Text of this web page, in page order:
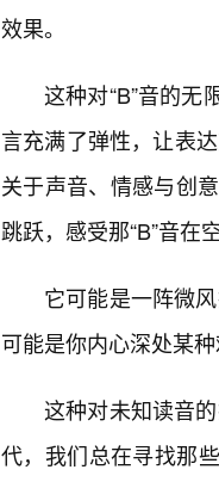
效果。
这种对“B”音的无
言充满了弹性，让表
关于声音、情感与创
跳跃，感受那“B”音在
它可能是一阵微
可能是你内心深处某
这种对未知读音
代，我们总在寻找那